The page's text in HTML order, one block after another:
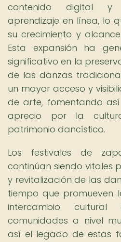
contenido digital y
aprendizaje en línea, lo
su crecimiento y
Esta expansión ha
significativo en la
de las danzas
un mayor acceso y
de arte, fomentando
aprecio por la
patrimonio dancístico.
Los festivales de
continúan siendo vitales
y revitalización de las
tiempo que promueven
intercambio
comunidades a nivel
así el legado de estas